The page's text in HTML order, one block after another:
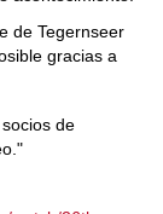
de Tegernseer
gracias a
de